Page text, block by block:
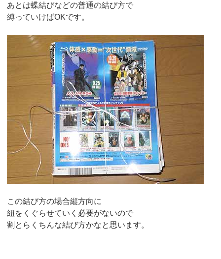
あとは蝶結びなどの普通の結び方で
縛っていけばOKです。
この結び方の場合縦方向に
紐をくぐらせていく必要がないので
割とらくちんな結び方かなと思います。